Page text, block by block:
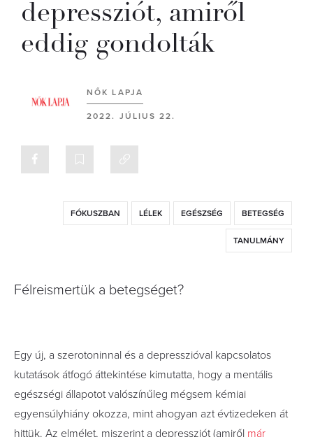
depressziót, amiről
eddig gondolták
NŐK LAPJA
2022. JÚLIUS 22.
FÓKUSZBAN LÉLEK EGÉSZSÉG BETEGSÉG
TANULMÁNY
Félreismertük a betegséget?
Egy új, a szerotoninnal és a depresszióval kapcsolatos
kutatások átfogó áttekintése kimutatta, hogy a mentális
egészségi állapotot valószínűleg mégsem kémiai
egyensúlyhiány okozza, mint ahogyan azt évtizedeken át
hittük. Az elmélet, miszerint a depressziót (amiről már